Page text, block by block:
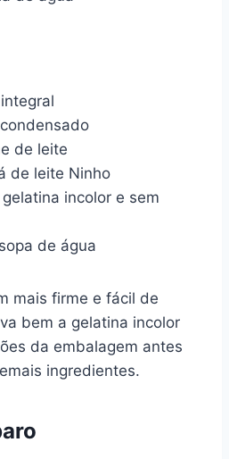
de leite
de leite Ninho
incolor e sem
de água
mais firme e fácil de
bem a gelatina incolor
da embalagem antes
ingredientes.